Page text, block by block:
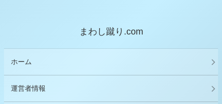
まわし蹴り.com
ホーム
運営者情報